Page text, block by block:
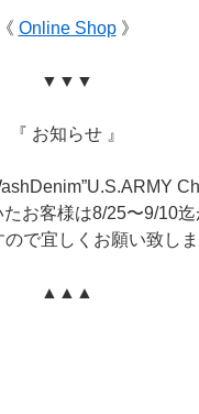
《 Online Shop》
▼▼▼
『 お知らせ 』
お客様は8/25〜9/10
で宜しくお願い致しま
▲▲▲